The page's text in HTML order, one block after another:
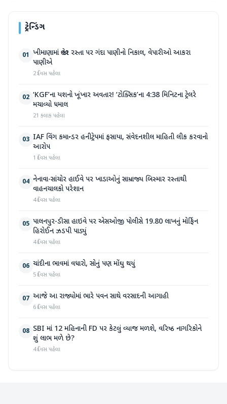
ટ્રેન્ડિંગ
01 ખીમાણામાં જાહેર રસ્તા પર ગંદા પાણીનો નિકાલ, વેપારીઓ આકરા
પાણીએ
2 દિવસ પહેલા
02 ‘KGF’ના યશનો ખૂંખાર અવતાર! ‘ટોક્સિક’ના 4:38 મિનિટના ટ્રેલરે
મચાવ્યો ધમાલ
21 કલાક પહેલા
03 IAF વિંગ કમાન્ડર હનીટ્રેપમાં ફસાયા, સંવેદનશીલ માહિતી લીક કરવાનો
આરોપ
1 દિવસ પહેલા
04 નેનાવા-સાંચોર હાઈવે પર ખાડાઓનું સામ્રાજ્ય બિસ્માર રસ્તાથી
વાહનચાલકો પરેશાન
4 દિવસ પહેલા
05 પાલનપુર-ડીસા હાઇવે પર એસઓજી પોલીસે 19.80 લાખનું મોર્ફિન
હિરોઈન ઝડપી પાડ્યું
4 દિવસ પહેલા
06 ચાંદીના ભાવમાં વધારો, સોનું પણ મોંઘુ થયું
5 દિવસ પહેલા
07 આજે આ રાજ્યોમાં ભારે પવન સાથે વરસાદની આગાહી
6 દિવસ પહેલા
08 SBI માં 12 મહિનાની FD પર કેટલું વ્યાજ મળશે, વરિષ્ઠ નાગરિકોને
શું લાભ મળે છે?
4 દિવસ પહેલા